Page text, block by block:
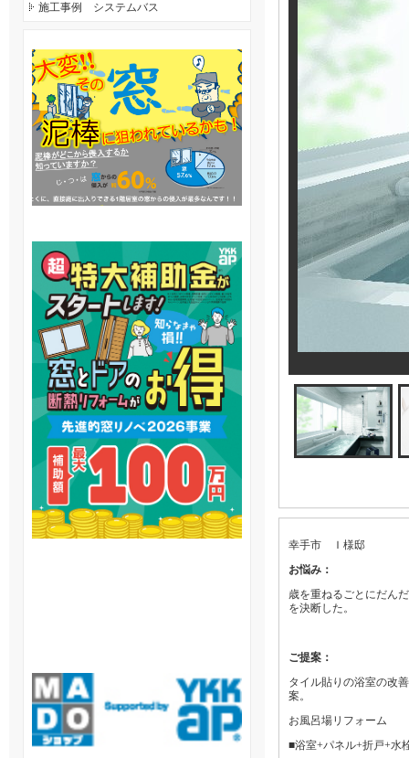
幸手市 Ｉ様邸
お悩み：
歳を重ねるごとにだん
を決断した。
ご提案：
タイル貼りの浴室の改
案。
お風呂場リフォーム
■浴室+パネル+折戸+水
施工事例 システムバス